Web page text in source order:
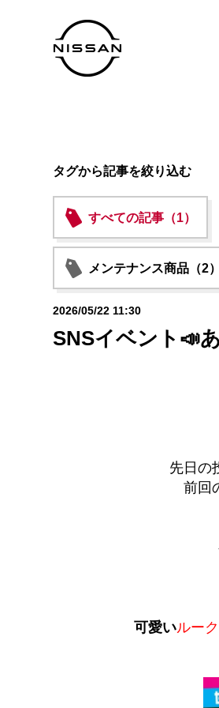
タグから記事を絞り込む
すべての記事（1）
メンテナンス商品（2）
2026/05/22 11:30
SNSイベント📣
先日の
前回
可愛いルー